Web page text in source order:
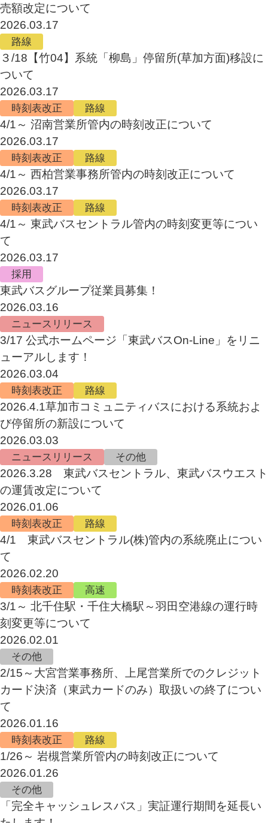
売額改定について
2026.03.17
路線
３/18【竹04】系統「柳島」停留所(草加方面)移設に
ついて
2026.03.17
時刻表改正 路線
4/1～ 沼南営業所管内の時刻改正について
2026.03.17
時刻表改正 路線
4/1～ 西柏営業事務所管内の時刻改正について
2026.03.17
時刻表改正 路線
4/1～ 東武バスセントラル管内の時刻変更等につい
て
2026.03.17
採用
東武バスグループ従業員募集！
2026.03.16
ニュースリリース
3/17 公式ホームページ「東武バスOn-Line」をリニ
ューアルします！
2026.03.04
時刻表改正 路線
2026.4.1草加市コミュニティバスにおける系統およ
び停留所の新設について
2026.03.03
ニュースリリース その他
2026.3.28 東武バスセントラル、東武バスウエスト
の運賃改定について
2026.01.06
時刻表改正 路線
4/1 東武バスセントラル(株)管内の系統廃止につい
て
2026.02.20
時刻表改正 高速
3/1～ 北千住駅・千住大橋駅～羽田空港線の運行時
刻変更等について
2026.02.01
その他
2/15～大宮営業事務所、上尾営業所でのクレジット
カード決済（東武カードのみ）取扱いの終了につい
て
2026.01.16
時刻表改正 路線
1/26～ 岩槻営業所管内の時刻改正について
2026.01.26
その他
「完全キャッシュレスバス」実証運行期間を延長い